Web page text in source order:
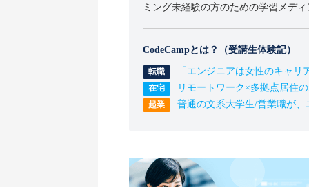
ミング未経験の方のための学習メデ
CodeCampとは？（受講生体験記）
「エンジニアは女性のキャ
リモートワーク×多拠点居住
普通の文系大学生/営業職が